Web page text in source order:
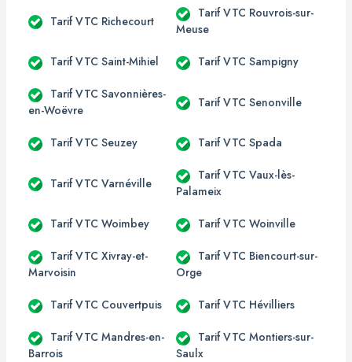
Tarif VTC Richecourt
Tarif VTC Rouvrois-sur-
Meuse
Tarif VTC Saint-Mihiel Tarif VTC Sampigny
Tarif VTC Savonnières-
en-Woëvre
Tarif VTC Senonville
Tarif VTC Seuzey Tarif VTC Spada
Tarif VTC Varnéville
Tarif VTC Vaux-lès-
Palameix
Tarif VTC Woimbey Tarif VTC Woinville
Tarif VTC Xivray-et-
Marvoisin
Tarif VTC Biencourt-sur-
Orge
Tarif VTC Couvertpuis Tarif VTC Hévilliers
Tarif VTC Mandres-en-
Barrois
Tarif VTC Montiers-sur-
Saulx